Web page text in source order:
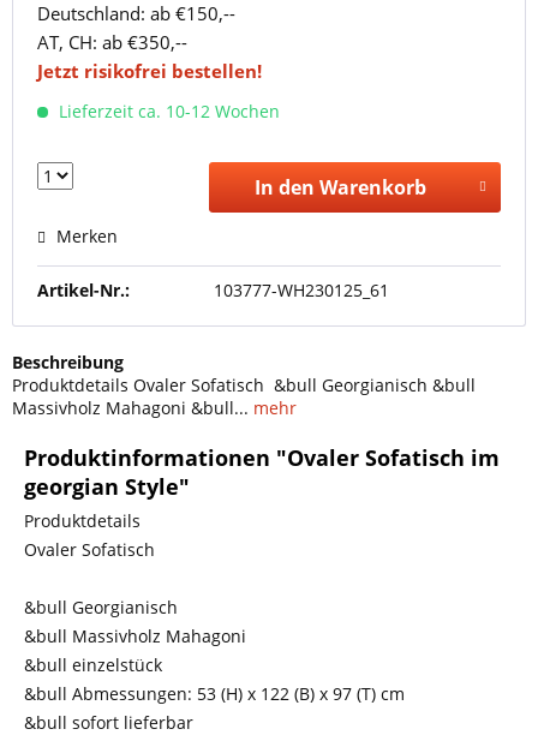
Deutschland: ab €150,--
AT, CH: ab €350,--
Jetzt risikofrei bestellen!
Lieferzeit ca. 10-12 Wochen
In den Warenkorb
Merken
Artikel-Nr.: 103777-WH230125_61
Beschreibung
Produktdetails Ovaler Sofatisch &bull Georgianisch &bull
Massivholz Mahagoni &bull... mehr
Produktinformationen "Ovaler Sofatisch im
georgian Style"
Produktdetails
Ovaler Sofatisch
&bull Georgianisch
&bull Massivholz Mahagoni
&bull einzelstück
&bull Abmessungen: 53 (H) x 122 (B) x 97 (T) cm
&bull sofort lieferbar